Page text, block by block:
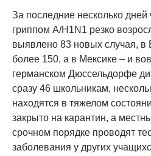
За последние несколько
гриппом А/H1N1 резко
выявлено 83 новых случая, в
более 150, а в Мексике – и
германском Дюссельдорфе
сразу 46 школьникам,
находятся в тяжелом
закрыто на карантин, а
срочном порядке проводят
заболевания у других